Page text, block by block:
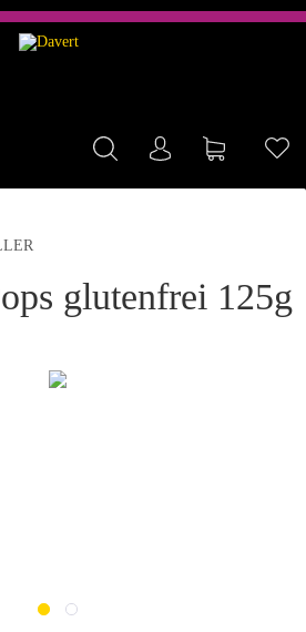
Mein KontoWarenkorb
glutenfrei 125g